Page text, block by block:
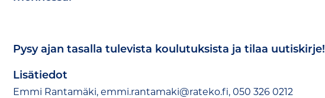
Pysy ajan tasalla tulevista koulutuksista ja tilaa uutiskirje!
Lisätiedot
Emmi Rantamäki, emmi.rantamaki@rateko.fi, 050 326 0212